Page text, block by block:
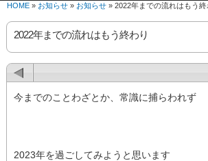
HOME » お知らせ » お知らせ » 2022年までの流れはもう終
2022年までの流れはもう終わり
今までのことわざとか、常識に捕らわれず
2023年を過ごしてみようと思います